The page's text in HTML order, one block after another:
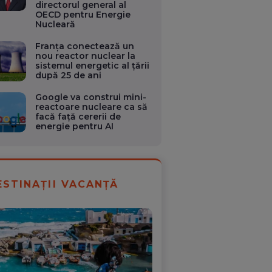
directorul general al
OECD pentru Energie
Nucleară
Franța conectează un
nou reactor nuclear la
sistemul energetic al țării
după 25 de ani
Google va construi mini-
reactoare nucleare ca să
facă față cererii de
energie pentru AI
VACANȚĂ